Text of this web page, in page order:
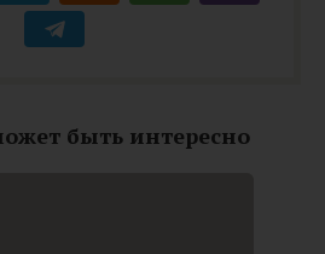
быть интересно